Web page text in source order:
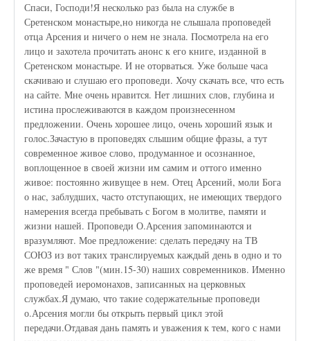
Спаси, Господи!Я несколько раз была на службе в
Сретенском монастыре,но никогда не слышала проповедей
отца Арсения и ничего о нем не знала. Посмотрела на его
лицо и захотела прочитать анонс к его книге, изданной в
Сретенском монастыре. И не оторваться. Уже больше часа
скачиваю и слушаю его проповеди. Хочу скачать все, что есть
на сайте. Мне очень нравится. Нет лишних слов, глубина и
истина прослеживаются в каждом произнесенном
предложении. Очень хорошее лицо, очень хороший язык и
голос.Зачастую в проповедях слышим общие фразы, а тут
современное живое слово, продуманное и осознанное,
воплощенное в своей жизни им самим и оттого именно
живое: постоянно живущее в нем. Отец Арсений, моли Бога
о нас, заблудших, часто отступающих, не имеющих твердого
намерения всегда пребывать с Богом в молитве, памяти и
жизни нашей. Проповеди О.Арсения запоминаются и
вразумляют. Мое предложение: сделать передачу на ТВ
СОЮЗ из вот таких транслируемых каждый день в одно и то
же время " Слов "(мин.15-30) наших современников. Именно
проповедей иеромонахов, записанных на церковных
службах.Я думаю, что такие содержательные проповеди
о.Арсения могли бы открыть первый цикл этой
передачи.Отдавая дань память и уважения к тем, кого с нами